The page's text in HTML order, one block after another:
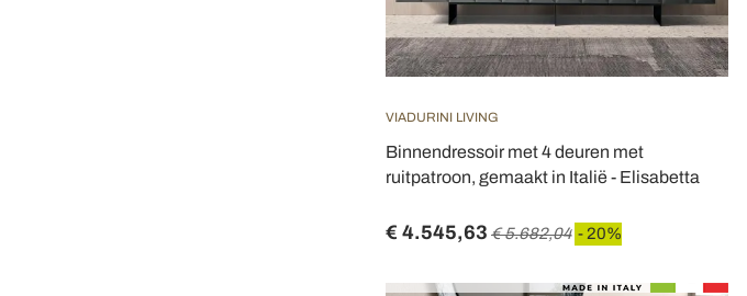
VIADURINI LIVING
Binnendressoir met 4 deuren met
ruitpatroon, gemaakt in Italië - Elisabetta
€ 4.545,63 € 5.682,04 - 20%